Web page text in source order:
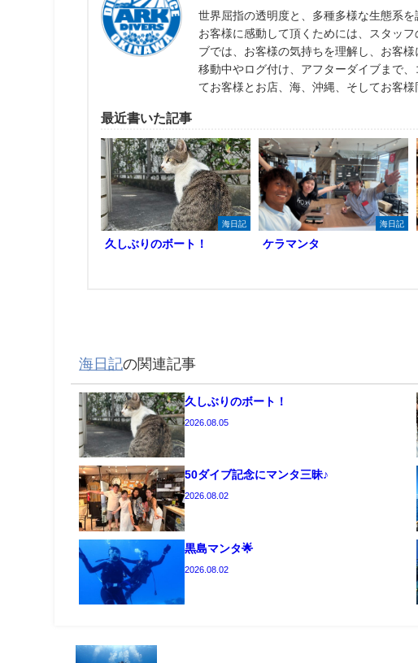
世界屈指の透明度と、多種多様な生態系
お客様に感動して頂くためには、スタッ
ブでは、お客様の気持ちを理解し、お客
移動中やログ付け、アフターダイブまで
てお客様とお店、海、沖縄、そしてお客
最近書いた記事
海日記
久しぶりのボート！
海日記
ケラマンタ
海日記の関連記事
久しぶりのボート！
2026.08.05
50ダイブ記念にマンタ三昧♪
2026.08.02
黒島マンタ🌟
2026.08.02